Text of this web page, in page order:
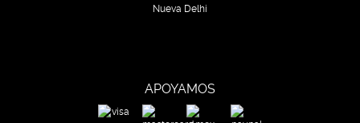
Nueva Delhi
APOYAMOS